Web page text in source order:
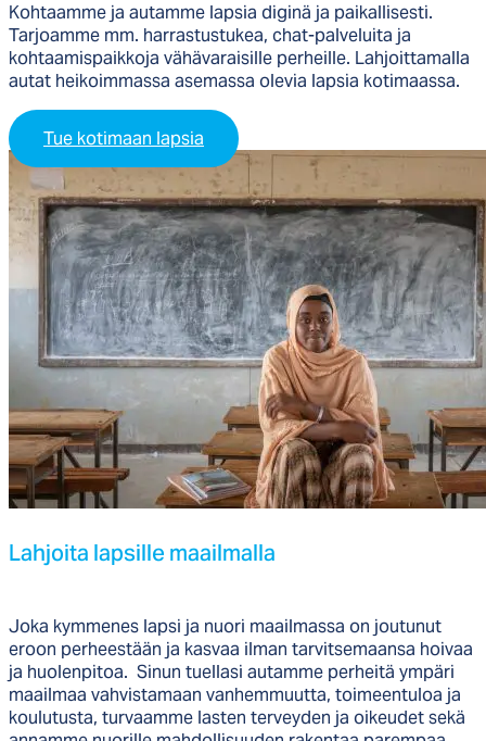
Kohtaamme ja autamme lapsia diginä ja paikallisesti.
Tarjoamme mm. harrastustukea, chat-palveluita ja
kohtaamispaikkoja vähävaraisille perheille. Lahjoittamalla
autat heikoimmassa asemassa olevia lapsia kotimaassa.
Tue kotimaan lapsia
Lah­joi­ta lap­sil­le maail­mal­la
Joka kymmenes lapsi ja nuori maailmassa on joutunut
eroon perheestään ja kasvaa ilman tarvitsemaansa hoivaa
ja huolenpitoa. Sinun tuellasi autamme perheitä ympäri
maailmaa vahvistamaan vanhemmuutta, toimeentuloa ja
koulutusta, turvaamme lasten terveyden ja oikeudet sekä